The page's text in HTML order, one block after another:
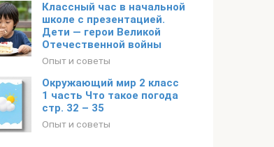
Классный час в начальной
школе с презентацией.
Дети — герои Великой
Отечественной войны
Опыт и советы
Окружающий мир 2 класс
1 часть Что такое погода
стр. 32 – 35
Опыт и советы